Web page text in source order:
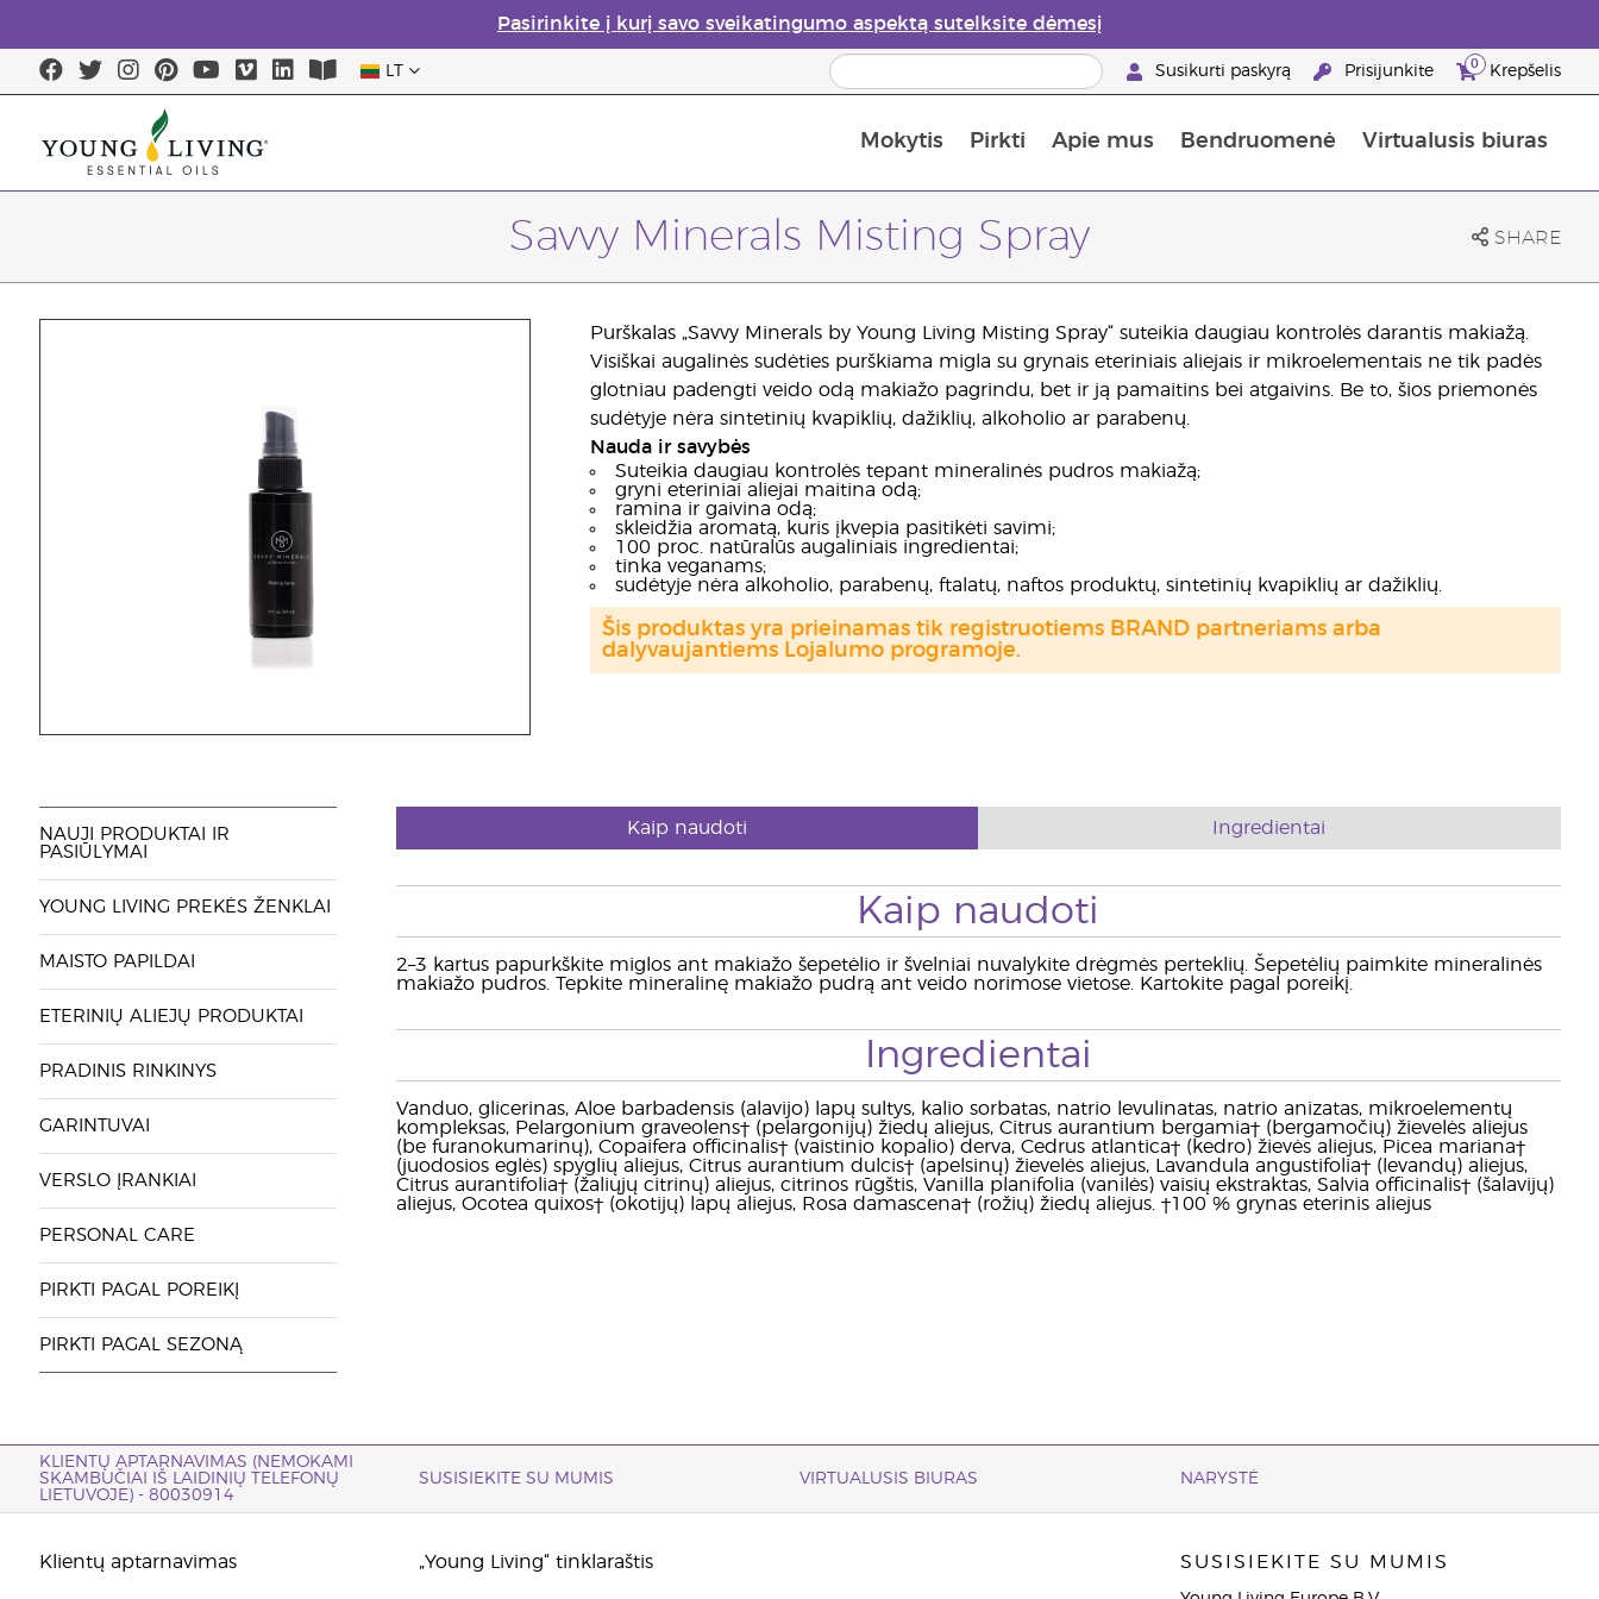
Pasirinkite į kurį savo sveikatingumo aspektą sutelksite dėmesį
LT Susikurti paskyrą Prisijunkite 0 Krepšelis
Mokytis Pirkti Apie mus Bendruomenė Virtualusis biuras
Savvy Minerals Misting Spray SHARE
Purškalas „Savvy Minerals by Young Living Misting Spray“ suteikia daugiau kontrolės darantis makiažą.
Visiškai augalinės sudėties purškiama migla su grynais eteriniais aliejais ir mikroelementais ne tik padės
glotniau padengti veido odą makiažo pagrindu, bet ir ją pamaitins bei atgaivins. Be to, šios priemonės
sudėtyje nėra sintetinių kvapiklių, dažiklių, alkoholio ar parabenų.
Nauda ir savybės
Suteikia daugiau kontrolės tepant mineralinės pudros makiažą;
gryni eteriniai aliejai maitina odą;
ramina ir gaivina odą;
skleidžia aromatą, kuris įkvepia pasitikėti savimi;
100 proc. natūralūs augaliniais ingredientai;
tinka veganams;
sudėtyje nėra alkoholio, parabenų, ftalatų, naftos produktų, sintetinių kvapiklių ar dažiklių.
Šis produktas yra prieinamas tik registruotiems BRAND partneriams arba
dalyvaujantiems Lojalumo programoje.
NAUJI PRODUKTAI IR
PASIŪLYMAI
YOUNG LIVING PREKĖS ŽENKLAI
MAISTO PAPILDAI
ETERINIŲ ALIEJŲ PRODUKTAI
PRADINIS RINKINYS
GARINTUVAI
VERSLO ĮRANKIAI
PERSONAL CARE
PIRKTI PAGAL POREIKĮ
PIRKTI PAGAL SEZONĄ
Kaip naudoti Ingredientai
Kaip naudoti
2–3 kartus papurkškite miglos ant makiažo šepetėlio ir švelniai nuvalykite drėgmės perteklių. Šepetėlių paimkite mineralinės
makiažo pudros. Tepkite mineralinę makiažo pudrą ant veido norimose vietose. Kartokite pagal poreikį.
Ingredientai
Vanduo, glicerinas, Aloe barbadensis (alavijo) lapų sultys, kalio sorbatas, natrio levulinatas, natrio anizatas, mikroelementų
kompleksas, Pelargonium graveolens† (pelargonijų) žiedų aliejus, Citrus aurantium bergamia† (bergamočių) žievelės aliejus
(be furanokumarinų), Copaifera officinalis† (vaistinio kopalio) derva, Cedrus atlantica† (kedro) žievės aliejus, Picea mariana†
(juodosios eglės) spyglių aliejus, Citrus aurantium dulcis† (apelsinų) žievelės aliejus, Lavandula angustifolia† (levandų) aliejus,
Citrus aurantifolia† (žaliųjų citrinų) aliejus, citrinos rūgštis, Vanilla planifolia (vanilės) vaisių ekstraktas, Salvia officinalis† (šalavijų)
aliejus, Ocotea quixos† (okotijų) lapų aliejus, Rosa damascena† (rožių) žiedų aliejus. †100 % grynas eterinis aliejus
KLIENTŲ APTARNAVIMAS (NEMOKAMI
SKAMBUČIAI IŠ LAIDINIŲ TELEFONŲ
LIETUVOJE) - 80030914
SUSISIEKITE SU MUMIS VIRTUALUSIS BIURAS NARYSTĖ
Klientų aptarnavimas „Young Living“ tinklaraštis SUSISIEKITE SU MUMIS